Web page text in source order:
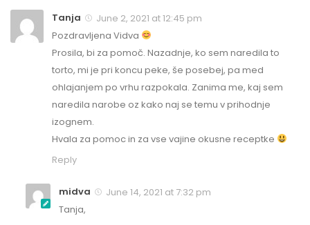
Tanja
June 2, 2021 at 12:45 pm
Pozdravljena Vidva
Prosila, bi za pomoč. Nazadnje, ko sem naredila to
torto, mi je pri koncu peke, še posebej, pa med
ohlajanjem po vrhu razpokala. Zanima me, kaj sem
naredila narobe oz kako naj se temu v prihodnje
izognem.
Hvala za pomoc in za vse vajine okusne receptke
Reply
midva
June 14, 2021 at 7:32 pm
Tanja,